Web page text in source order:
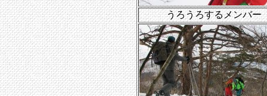
うろうろするメンバー